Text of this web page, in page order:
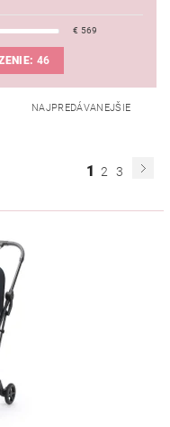
€ 569
46
NAJPREDÁVANEJŠIE
1 2
3